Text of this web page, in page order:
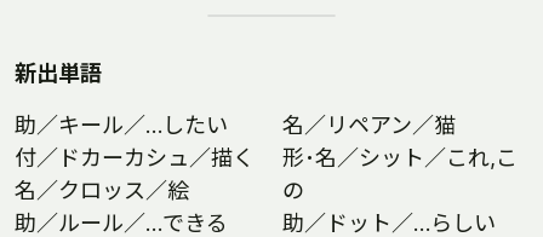
新出単語
助／キール／…したい
付／ドカーカシュ／描く
名／クロッス／絵
助／ルール／…できる
名／リペアン／猫
形･名／シット／これ,こ
の
助／ドット／…らしい